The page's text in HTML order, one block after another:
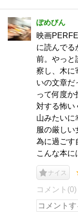
ぽめびん
映画
に読んでる
前。やっと
察し、木に
いの文章だ
って何度か
対する怖い
山みたいに
服の厳しい
為に過ごす
こんな本に
ナイス
コメント(0)